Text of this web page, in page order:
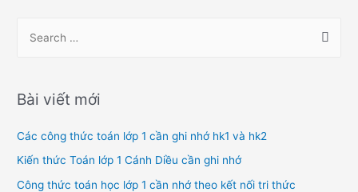
r
h
f
o
Bài viết mới
Các công thức toán lớp 1 cần ghi nhớ hk1 và hk2
Kiến thức Toán lớp 1 Cánh Diều cần ghi nhớ
Công thức toán học lớp 1 cần nhớ theo kết nối tri thức